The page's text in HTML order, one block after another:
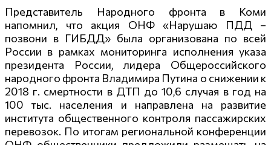
Представитель Народного фронта в Коми
напомнил, что акция ОНФ «Нарушаю ПДД –
позвони в ГИБДД» была организована по всей
России в рамках мониторинга исполнения указа
президента России, лидера Общероссийского
народного фронта Владимира Путина о снижении к
2018 г. смертности в ДТП до 10,6 случая в год на
100 тыс. населения и направлена на развитие
института общественного контроля пассажирских
перевозок. По итогам региональной конференции